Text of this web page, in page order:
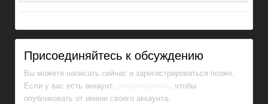
Присоединяйтесь к обсуждению
Вы можете написать сейчас и зарегистрироваться позже.
Если у вас есть аккаунт,
, чтобы
опубликовать от имени своего аккаунта.